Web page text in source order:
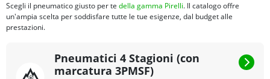
Scegli il pneumatico giusto per te della gamma Pirelli. Il catalogo offre
un'ampia scelta per soddisfare tutte le tue esigenze, dal budget alle
prestazioni.
Pneumatici 4 Stagioni (con
marcatura 3PMSF)